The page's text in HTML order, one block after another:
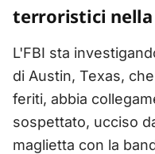
terroristici
L'FBI sta
di Austin, Texas,
feriti, abbia
sospettato, ucciso
maglietta con la